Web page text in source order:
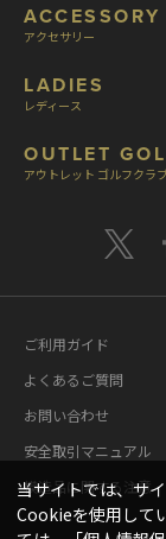
ACCESSORY
アクセサリー
LADIES
レディース
OUTLET
アウトレット ゴルフクラ
ご利用ガイド
よくあるご質問
お問い合わせ
安全取引マニュアル
模造品に関する注意
当サイトでは、サ
Cookieを使用して